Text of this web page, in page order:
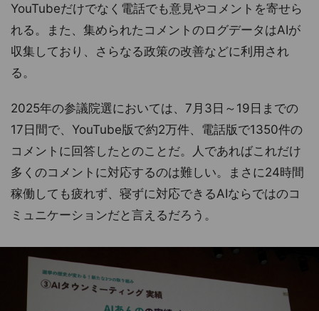
YouTubeだけでなく電話でも意見やコメントを寄せら
れる。また、集められたコメントのログデータはAIが
収集しており、さらなる政策の改善などに利用され
る。
2025年の参議院選においては、7月3日～19日までの
17日間で、YouTube版で約2万件、電話版で1350件の
コメントに回答したとのことだ。人であればこれだけ
多くのコメントに対応するのは難しい。まさに24時間
稼働しても疲れず、寝ずに対応できるAIならではのコ
ミュニケーションだと言えるだろう。